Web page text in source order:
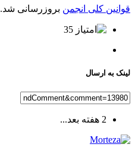
قوانین کلی انجمن بروزرسانی شد.
35
لینک به ارسال
2 هفته بعد...